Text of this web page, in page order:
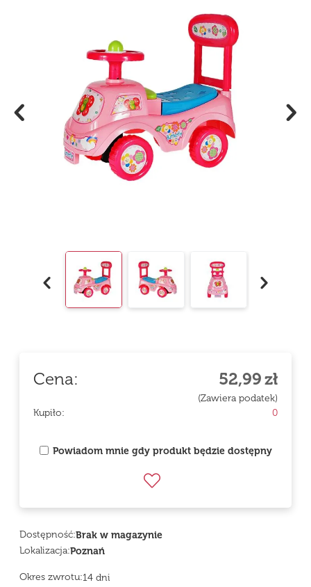
Cena: 52,99zł
(Zawiera podatek)
Kupiło:
0
Powiadom mnie gdy produkt będzie dostępny
Dostępność:Brak w magazynie
Lokalizacja:Poznań
Okres zwrotu:14 dni